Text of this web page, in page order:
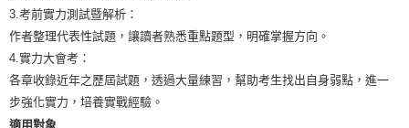
3.考前實力測試暨解析：
作者整理代表性試題，讓讀者熟悉重點題型，明確掌握方向。
4.實力大會考：
各章收錄近年之歷屆試題，透過大量練習，幫助考生找出自身弱點，進一
步強化實力，培養實戰經驗。
適用對象